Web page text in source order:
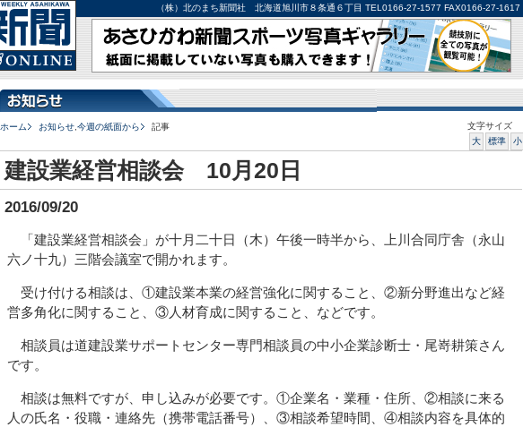
（株）北のまち新聞社 北海道旭川市８条通６丁目 TEL0166-27-1577 FAX0166-27-1617
ホーム お知らせ 今週の紙面から 記事
文字サイズ
大
標準 小
建設業経営相談会 10月20日
2016/09/20
「建設業経営相談会」が十月二十日（木）午後一時半から、上川合同庁舎（永山
六ノ十九）三階会議室で開かれます。
受け付ける相談は、①建設業本業の経営強化に関すること、②新分野進出など経
営多角化に関すること、③人材育成に関すること、などです。
相談員は道建設業サポートセンター専門相談員の中小企業診断士・尾嵜耕策さん
です。
相談は無料ですが、申し込みが必要です。①企業名・業種・住所、②相談に来る
人の氏名・役職・連絡先（携帯電話番号）、③相談希望時間、④相談内容を具体的